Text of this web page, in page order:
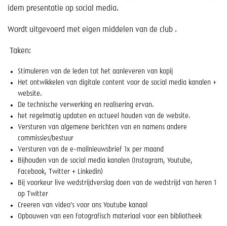
Help mee!
Lid worden
Contact
idem presentatie op social media.
Wordt uitgevoerd met eigen middelen van de club .
Taken:
Stimuleren van de leden tot het aanleveren van kopij
Het ontwikkelen van digitale content voor de social media kanalen +
website.
De technische verwerking en realisering ervan.
het regelmatig updaten en actueel houden van de website.
Versturen van algemene berichten van en namens andere
commissies/bestuur
Versturen van de e-mailnieuwsbrief 1x per maand
Bijhouden van de social media kanalen (Instagram, Youtube,
Facebook, Twitter + Linkedin)
Bij voorkeur live wedstrijdverslag doen van de wedstrijd van heren 1
op Twitter
Creeren van video’s voor ons Youtube kanaal
Opbouwen van een fotografisch materiaal voor een bibliotheek